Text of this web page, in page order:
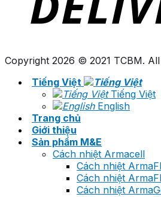
Copyright 2026 © 2021 TCBM.
Tiếng Việt
Tiếng Việt
English
Trang chủ
Giới thiệu
Sản phẩm M&E
Cách nhiệt Armacell
Cách nhiệt
Cách nhiệt
Cách nhiệt